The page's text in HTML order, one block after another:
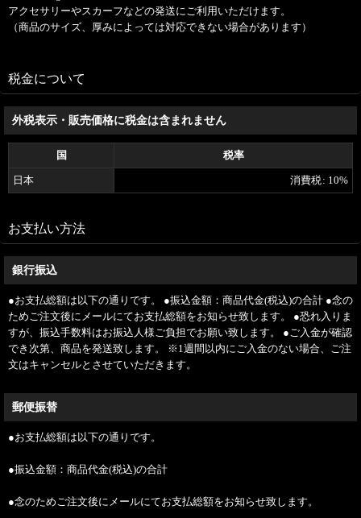
アクセサリーやスカーフなどの発送にご利用いただけます。
（商品のサイズ、厚みによっては対応できない場合があります）
税金について
外税表示・販売価格に税金は含まれません
国 税率
日本 消費税: 10%
お支払い方法
銀行振込
●お支払総額は以下の通りです。 ●振込金額：商品代金(税込)の合計 ●念の
ためご注文後にメールにてお支払総額をお知らせ致します。 ●恐れ入りま
すが、振込手数料はお振込人様ご負担でお願い致します。 ●ご入金が確認
でき次第、商品を発送致します。 ※1週間以内にご入金のない場合、ご注
文はキャンセルとさせていただきます。
郵便振替
●お支払総額は以下の通りです。
●振込金額：商品代金(税込)の合計
●念のためご注文後にメールにてお支払総額をお知らせ致します。